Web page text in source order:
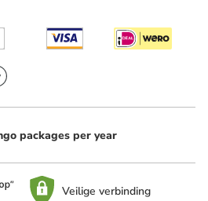
packages per year
Veilige verbinding